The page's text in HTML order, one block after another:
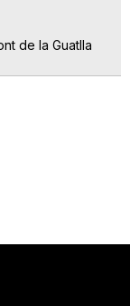
de la Guatlla